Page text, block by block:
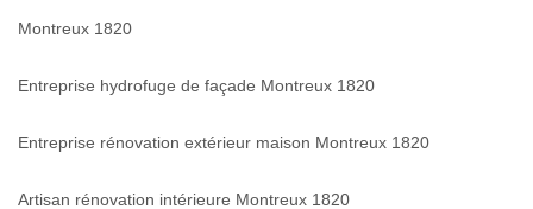
Montreux 1820
Entreprise hydrofuge de façade Montreux 1820
Entreprise rénovation extérieur maison Montreux 1820
Artisan rénovation intérieure Montreux 1820